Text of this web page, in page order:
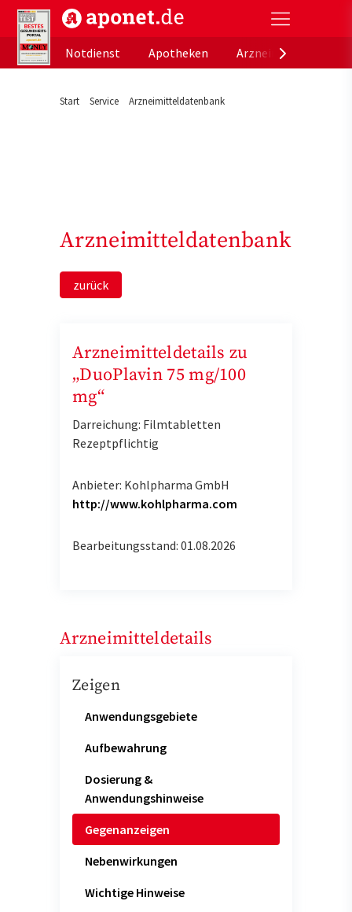
aponet.de - Das offizielle Gesundheitsportal der
Notdienst
Apotheken
Start Service Arzneimitteldatenbank
Arzneimitteldatenbank
zurück
Arzneimitteldetails zu
„DuoPlavin 75 mg/100
mg“
Darreichung: Filmtabletten
Rezeptpflichtig
Anbieter: Kohlpharma GmbH
http://www.kohlpharma.com
Bearbeitungsstand: 01.08.2026
Arzneimitteldetails
Zeigen
Anwendungsgebiete
Aufbewahrung
Dosierung &
Anwendungshinweise
Gegenanzeigen
Nebenwirkungen
Wichtige Hinweise